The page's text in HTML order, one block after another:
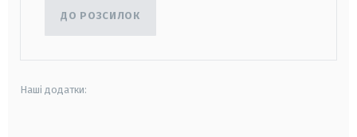
ДО РОЗСИЛОК
Наші додатки: